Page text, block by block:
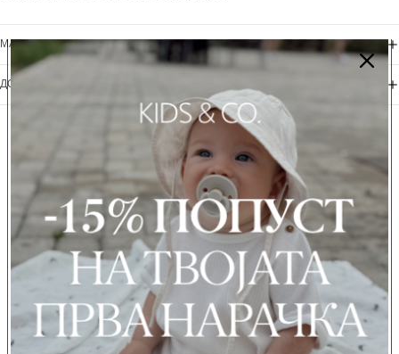
МАТЕРИЈАЛИ + НЕГА
ДОСТАВА + ВРАЌАЊЕ
Можеби ќе ви се допадне...
ИСКУСТВА НА РОДИТЕЛИТЕ
Be the first to write a review